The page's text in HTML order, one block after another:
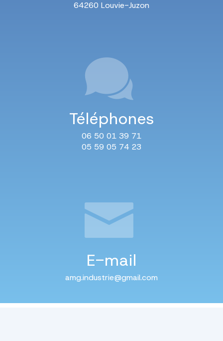
64260 Louvie-Juzon
Téléphones
06 50 01 39 71
05 59 05 74 23
E-mail
amg.industrie@gmail.com